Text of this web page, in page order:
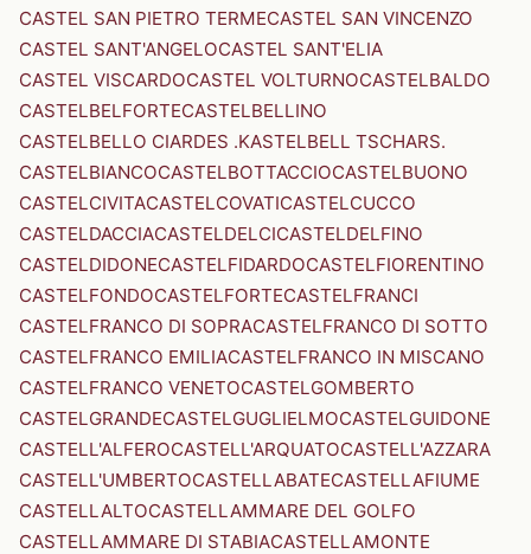
CASTEL SAN PIETRO TERMECASTEL SAN VINCENZO
CASTEL SANT'ANGELOCASTEL SANT'ELIA
CASTEL VISCARDOCASTEL VOLTURNOCASTELBALDO
CASTELBELFORTECASTELBELLINO
CASTELBELLO CIARDES .KASTELBELL TSCHARS.
CASTELBIANCOCASTELBOTTACCIOCASTELBUONO
CASTELCIVITACASTELCOVATICASTELCUCCO
CASTELDACCIACASTELDELCICASTELDELFINO
CASTELDIDONECASTELFIDARDOCASTELFIORENTINO
CASTELFONDOCASTELFORTECASTELFRANCI
CASTELFRANCO DI SOPRACASTELFRANCO DI SOTTO
CASTELFRANCO EMILIACASTELFRANCO IN MISCANO
CASTELFRANCO VENETOCASTELGOMBERTO
CASTELGRANDECASTELGUGLIELMOCASTELGUIDONE
CASTELL'ALFEROCASTELL'ARQUATOCASTELL'AZZARA
CASTELL'UMBERTOCASTELLABATECASTELLAFIUME
CASTELLALTOCASTELLAMMARE DEL GOLFO
CASTELLAMMARE DI STABIACASTELLAMONTE